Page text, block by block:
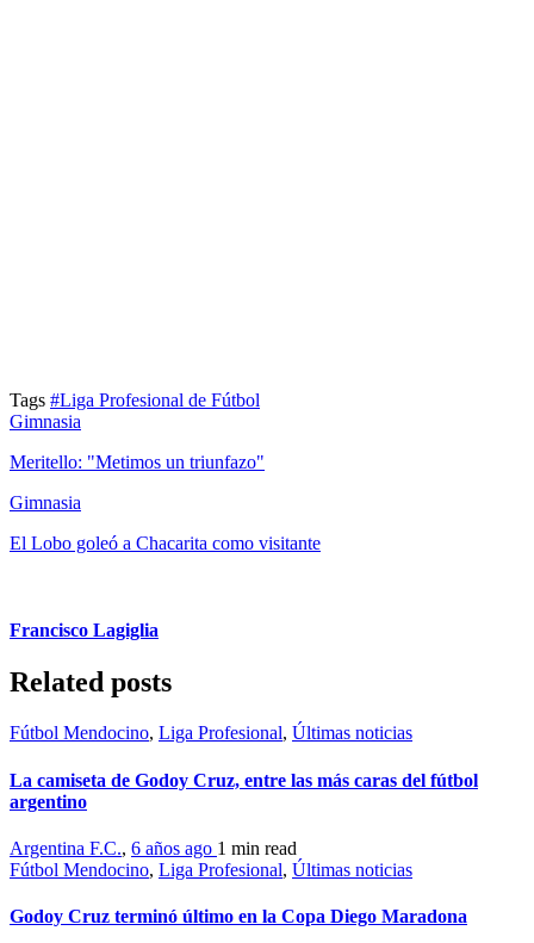
Tags #Liga Profesional de Fútbol
Gimnasia
Meritello: "Metimos un triunfazo"
Gimnasia
El Lobo goleó a Chacarita como visitante
Francisco Lagiglia
Related posts
Fútbol Mendocino, Liga Profesional, Últimas noticias
La camiseta de Godoy Cruz, entre las más caras del fútbol
argentino
Argentina F.C., 6 años ago 1 min read
Fútbol Mendocino, Liga Profesional, Últimas noticias
Godoy Cruz terminó último en la Copa Diego Maradona